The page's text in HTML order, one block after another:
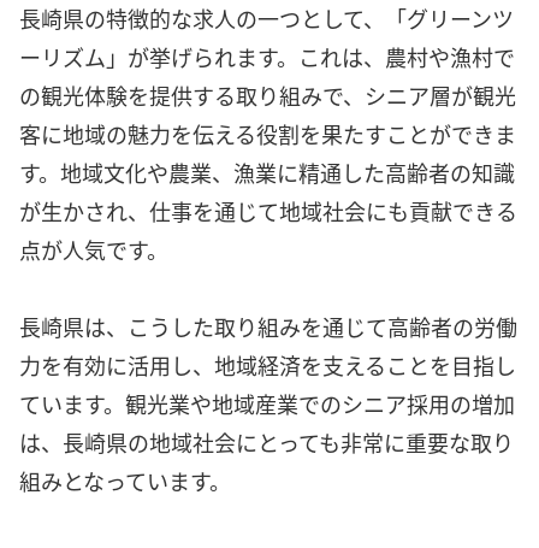
長崎県の特徴的な求人の一つとして、「グリーンツ
ーリズム」が挙げられます。これは、農村や漁村で
の観光体験を提供する取り組みで、シニア層が観光
客に地域の魅力を伝える役割を果たすことができま
す。地域文化や農業、漁業に精通した高齢者の知識
が生かされ、仕事を通じて地域社会にも貢献できる
点が人気です。
長崎県は、こうした取り組みを通じて高齢者の労働
力を有効に活用し、地域経済を支えることを目指し
ています。観光業や地域産業でのシニア採用の増加
は、長崎県の地域社会にとっても非常に重要な取り
組みとなっています。